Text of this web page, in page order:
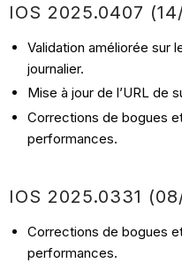
IOS 2025.0407
Validation améliorée sur
journalier.
Mise à jour de l’URL de
Corrections de bogues
performances.
IOS 2025.0331
Corrections de bogues
performances.